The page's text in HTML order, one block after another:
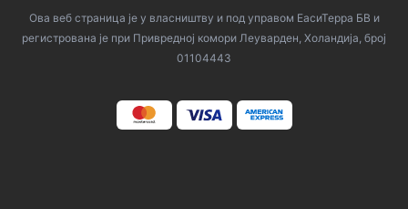
Ова веб страница је у власништву и под управом ЕасиТерра БВ и
регистрована је при Привредној комори Леуварден, Холандија, број
01104443